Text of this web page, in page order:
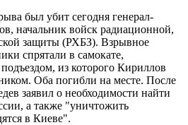
был убит сегодня генерал-
начальник войск радиационной,
защиты (РХБЗ). Взрывное
спрятали в самокате,
из которого Кириллов
Оба погибли на месте. После
заявил о необходимости найти
а также "уничтожить
в Киеве".